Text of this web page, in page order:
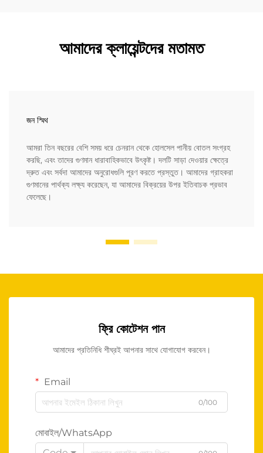
আমাদের ক্লায়েন্টদের মতামত
জন স্মিথ
আমরা তিন বছরের বেশি সময় ধরে চেনরান থেকে হোলসেল পানীয় বোতল সংগ্রহ
করছি, এবং তাদের গুণমান ধারাবাহিকভাবে উৎকৃষ্ট। দলটি সাড়া দেওয়ার ক্ষেত্রে
দ্রুত এবং সর্বদা আমাদের অনুরোধগুলি পূরণ করতে প্রস্তুত। আমাদের গ্রাহকরা
গুণমানের পার্থক্য লক্ষ্য করেছেন, যা আমাদের বিক্রয়ের উপর ইতিবাচক প্রভাব
ফেলেছে।
ফ্রি কোটেশন পান
আমাদের প্রতিনিধি শীঘ্রই আপনার সাথে যোগাযোগ করবেন।
Email
0/100
মোবাইল/WhatsApp